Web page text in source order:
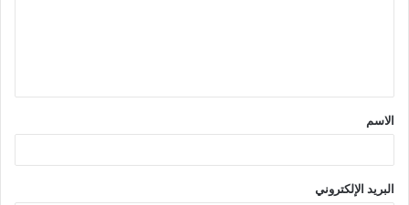
ق
*
الاسم
البريد الإلكتروني